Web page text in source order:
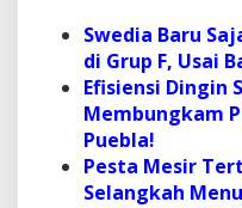
Swedia Baru
di Grup F, Usai
Efisiensi Dingin
Membungkam
Puebla!
Pesta Mesir
Selangkah